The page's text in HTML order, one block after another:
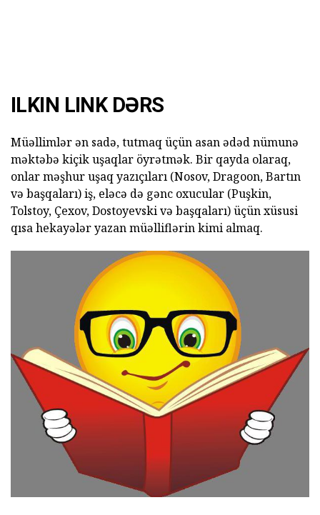
ILKIN LINK DƏRS
Müəllimlər ən sadə, tutmaq üçün asan ədəd nümunə
məktəbə kiçik uşaqlar öyrətmək. Bir qayda olaraq,
onlar məşhur uşaq yazıçıları (Nosov, Dragoon, Bartın
və başqaları) iş, eləcə də gənc oxucular (Puşkin,
Tolstoy, Çexov, Dostoyevski və başqaları) üçün xüsusi
qısa hekayələr yazan müəlliflərin kimi almaq.